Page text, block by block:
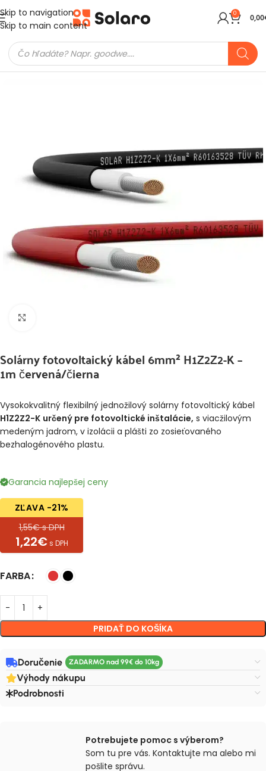
Skip to navigation
Skip to main content
0 0,00
Domov FV Montážne prvky Solárne káble
Solárny fotovoltaický kábel 6mm² H1Z2Z2-K –
1m červená/čierna
Vysokokvalitný flexibilný jednožilový solárny fotovoltický kábel
H1Z2Z2-K určený pre fotovoltické inštalácie, s viacžilovým
medeným jadrom, v izolácii a plášti zo zosieťovaného
bezhalogénového plastu.
Garancia najlepšej ceny
ZĽAVA -21%
1,55€ s DPH
1,22€ s DPH
FARBA
PRIDAŤ DO KOŠÍKA
Doručenie
Výhody nákupu
Podrobnosti
Potrebujete pomoc s výberom?
Som tu pre vás. Kontaktujte ma alebo mi
pošlite správu.